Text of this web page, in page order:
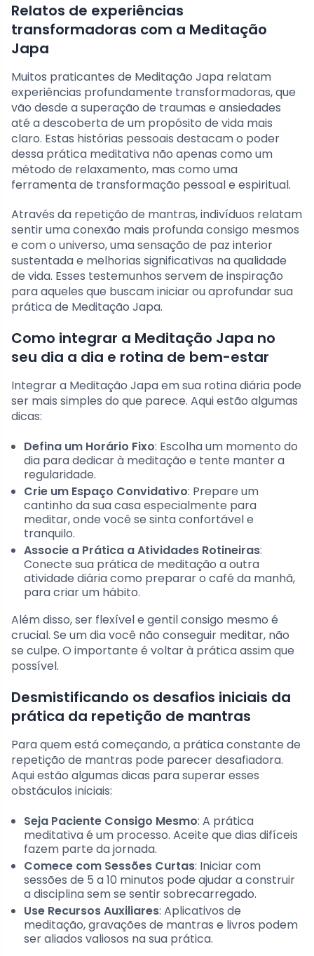
Relatos de experiências
transformadoras com a Meditação
Japa
Muitos praticantes de Meditação Japa relatam
experiências profundamente transformadoras, que
vão desde a superação de traumas e ansiedades
até a descoberta de um propósito de vida mais
claro. Estas histórias pessoais destacam o poder
dessa prática meditativa não apenas como um
método de relaxamento, mas como uma
ferramenta de transformação pessoal e espiritual.
Através da repetição de mantras, indivíduos relatam
sentir uma conexão mais profunda consigo mesmos
e com o universo, uma sensação de paz interior
sustentada e melhorias significativas na qualidade
de vida. Esses testemunhos servem de inspiração
para aqueles que buscam iniciar ou aprofundar sua
prática de Meditação Japa.
Como integrar a Meditação Japa no
seu dia a dia e rotina de bem-estar
Integrar a Meditação Japa em sua rotina diária pode
ser mais simples do que parece. Aqui estão algumas
dicas:
Defina um Horário Fixo: Escolha um momento do
dia para dedicar à meditação e tente manter a
regularidade.
Crie um Espaço Convidativo: Prepare um
cantinho da sua casa especialmente para
meditar, onde você se sinta confortável e
tranquilo.
Associe a Prática a Atividades Rotineiras:
Conecte sua prática de meditação a outra
atividade diária como preparar o café da manhã,
para criar um hábito.
Além disso, ser flexível e gentil consigo mesmo é
crucial. Se um dia você não conseguir meditar, não
se culpe. O importante é voltar à prática assim que
possível.
Desmistificando os desafios iniciais da
prática da repetição de mantras
Para quem está começando, a prática constante de
repetição de mantras pode parecer desafiadora.
Aqui estão algumas dicas para superar esses
obstáculos iniciais:
Seja Paciente Consigo Mesmo: A prática
meditativa é um processo. Aceite que dias difíceis
fazem parte da jornada.
Comece com Sessões Curtas: Iniciar com
sessões de 5 a 10 minutos pode ajudar a construir
a disciplina sem se sentir sobrecarregado.
Use Recursos Auxiliares: Aplicativos de
meditação, gravações de mantras e livros podem
ser aliados valiosos na sua prática.